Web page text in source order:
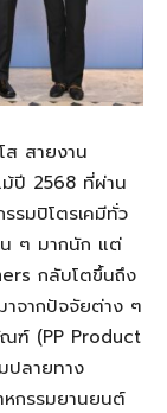
สายงาน
ปี 2568 ที่ผ่าน
รมปิโตรเคมีทั่ว
น ๆ มากนัก แต่
กลับโตขึ้นถึง
าจากปัจจัยต่าง ๆ
ฑ์ (PP Product
ปลายทาง
กรรมยานยนต์